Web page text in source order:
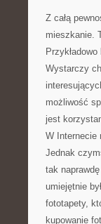
Z całą
mieszkanie.
Wystarczy
możliwość
jest
W Internecie
Jednak
tak
umiejętnie
fototapety,
kupowanie